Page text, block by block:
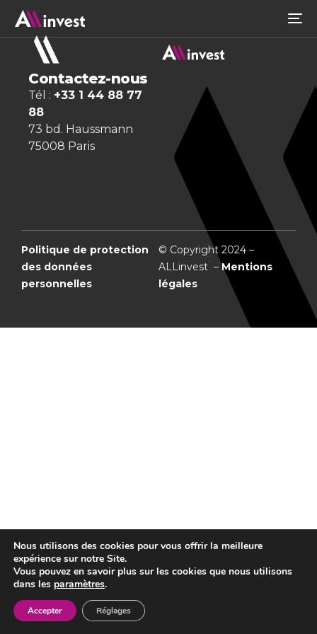
Contactez-nous
Tél : +33 1 44 88 77
88
73 bd. Haussmann
75008 Paris
Politique de protection
des données
personnelles
© Copyright 2024 –
ALLinvest –Mentions
légales
Nous utilisons des cookies pour vous offrir la meilleure
expérience sur notre Site.
Vous pouvez en savoir plus sur les cookies que nous utilisons
dans les paramètres.
Accepter Réglages